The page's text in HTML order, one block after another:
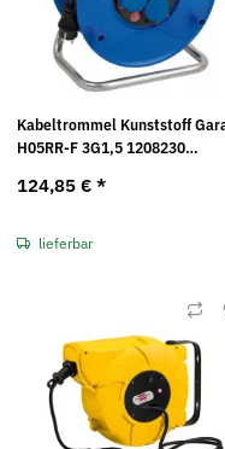
Kabeltrommel Kunststoff
H05RR-F 3G1,5 1208230
124,85 € *
lieferbar